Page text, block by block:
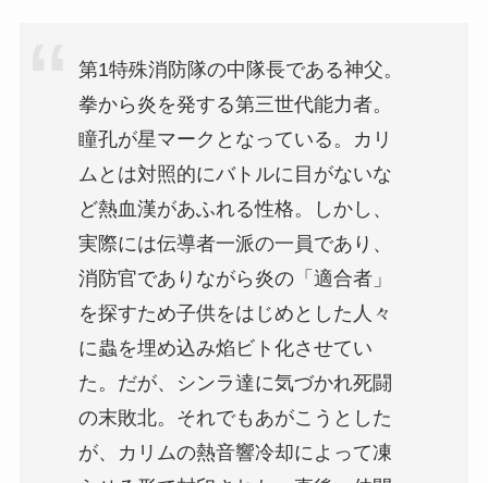
第1特殊消防隊の中隊長である神父。
拳から炎を発する第三世代能力者。
瞳孔が星マークとなっている。カリ
ムとは対照的にバトルに目がないな
ど熱血漢があふれる性格。しかし、
実際には伝導者一派の一員であり、
消防官でありながら炎の「適合者」
を探すため子供をはじめとした人々
に蟲を埋め込み焰ビト化させてい
た。だが、シンラ達に気づかれ死闘
の末敗北。それでもあがこうとした
が、カリムの熱音響冷却によって凍